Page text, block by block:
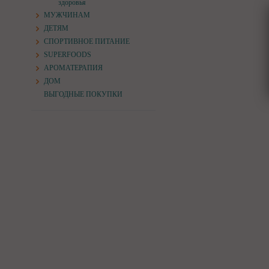
здоровья
МУЖЧИНАМ
ДЕТЯМ
СПОРТИВНОЕ ПИТАНИЕ
SUPERFOODS
АРОМАТЕРАПИЯ
ДОМ
ВЫГОДНЫЕ ПОКУПКИ